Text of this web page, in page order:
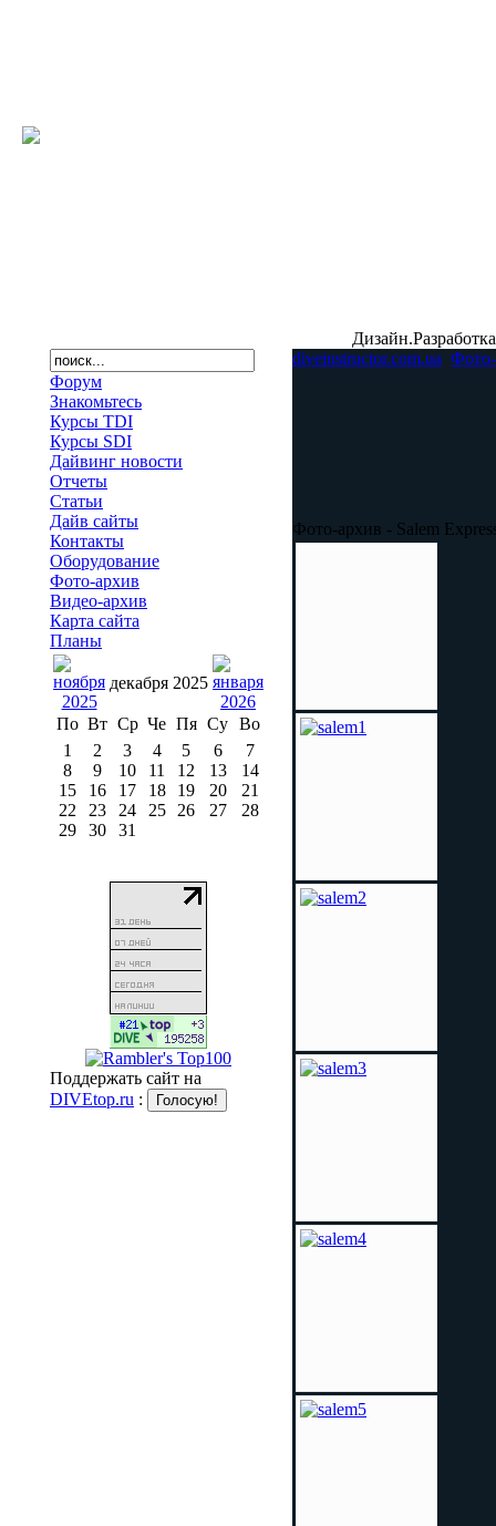
Форум
Знакомьтесь
Курсы TDI
Курсы SDI
Дайвинг новости
Отчеты
Статьи
Дайв сайты
Контакты
Оборудование
Фото-архив
Видео-архив
Карта сайта
Планы
декабря 2025
По Вт Ср Че Пя Су Во
1
2 3 4 5 6
7
8
9 10 11 12 13
14
15
16 17 18 19 20
21
22
23 24 25 26 27
28
29
30 31
Поддержать сайт на
DIVEtop.ru :
diveinstructor.com.ua
Фото-архив - Salem